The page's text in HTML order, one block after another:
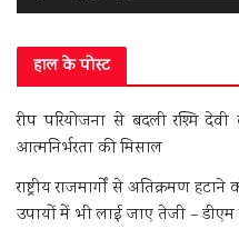
हाल के पोस्ट
रीप परियोजना से बदली रश्मि
आत्मनिर्भरता की मिसाल
राष्ट्रीय राजमार्गों से अतिक्रमण
उपायों में भी लाई जाए तेजी – डीएम